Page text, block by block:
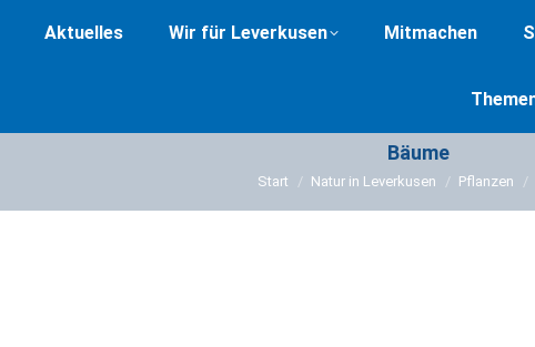
Aktuelles Wir für Leverkusen Mitmachen
Bäume
Sie befinden sich hier:
Start Natur in Leverkusen Pflanzen